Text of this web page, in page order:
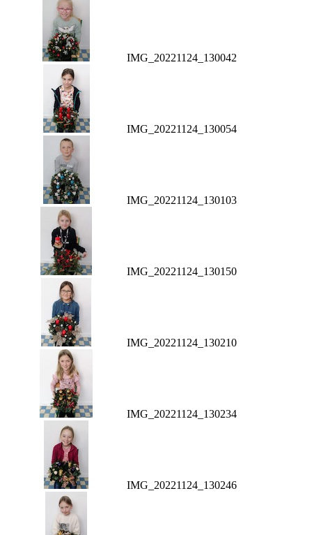
IMG_20221124_130042
IMG_20221124_130054
IMG_20221124_130103
IMG_20221124_130150
IMG_20221124_130210
IMG_20221124_130234
IMG_20221124_130246